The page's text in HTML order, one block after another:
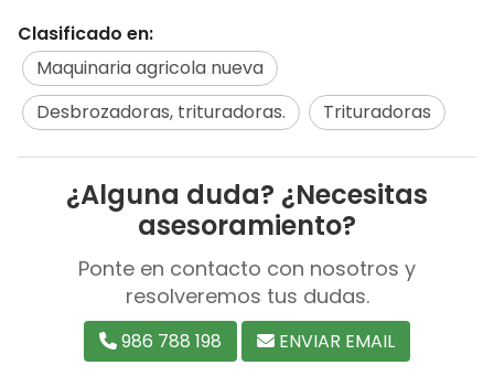
Clasificado en:
Maquinaria agricola nueva
Desbrozadoras, trituradoras.
Trituradoras
¿Alguna duda? ¿Necesitas
asesoramiento?
Ponte en contacto con nosotros y
resolveremos tus dudas.
986 788 198 ENVIAR EMAIL